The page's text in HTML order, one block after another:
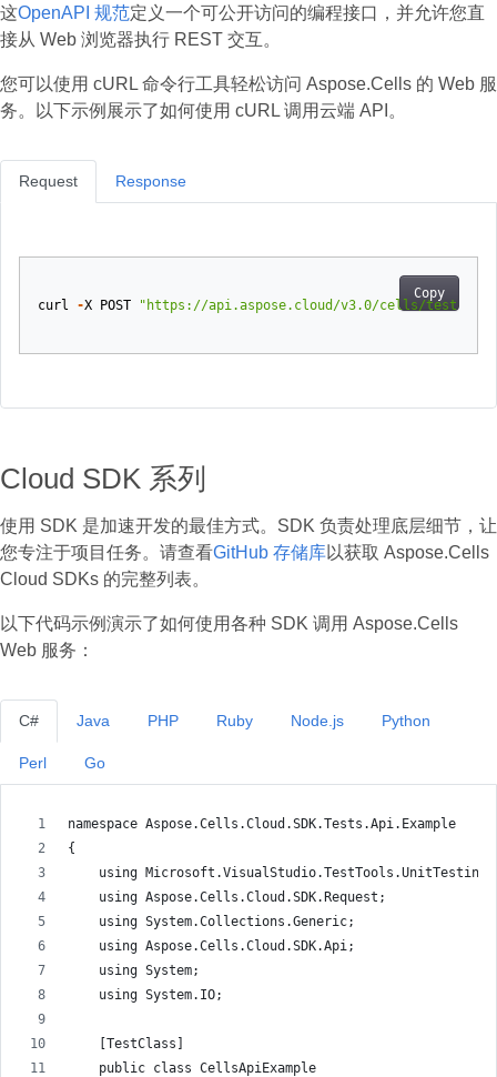
这OpenAPI 规范定义一个可公开访问的编程接口，并允许您直
接从 Web 浏览器执行 REST 交互。
您可以使用 cURL 命令行工具轻松访问 Aspose.Cells 的 Web 服
务。以下示例展示了如何使用 cURL 调用云端 API。
Request
Copy
curl -X POST "https://api.aspose.cloud/v3.0/cells/
Response
Cloud SDK 系列
使用 SDK 是加速开发的最佳方式。SDK 负责处理底层细节，让
您专注于项目任务。请查看GitHub 存储库以获取 Aspose.Cells
Cloud SDKs 的完整列表。
以下代码示例演示了如何使用各种 SDK 调用 Aspose.Cells
Web 服务：
C#
namespace Aspose.Cells.Cloud.SDK.Tests.Api.Example
{
    using Microsoft.VisualStudio.TestTools.UnitTesting;
    using Aspose.Cells.Cloud.SDK.Request;
    using System.Collections.Generic;
    using Aspose.Cells.Cloud.SDK.Api;
    using System;
    using System.IO;
    [TestClass]
    public class CellsApiExample
Java PHP Ruby Node.js Python
Perl Go